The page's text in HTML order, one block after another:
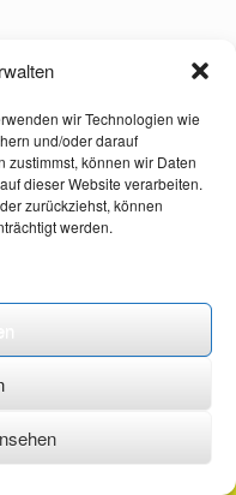
wir Technologien wie
und/oder darauf
zustimmst, können wir Daten
dieser Website verarbeiten.
zurückziehst, können
werden.
·Impressum ·